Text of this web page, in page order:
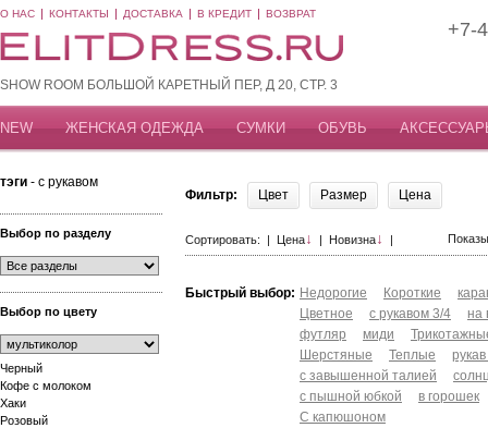
О НАС КОНТАКТЫ ДОСТАВКА В КРЕДИТ ВОЗВРАТ
SHOW ROOM БОЛЬШОЙ КАРЕТНЫЙ ПЕР, Д 20, СТР. 3
+7-
NEW ЖЕНСКАЯ ОДЕЖДА СУМКИ ОБУВЬ
тэги - с рукавом
Выбор по разделу
Выбор по цвету
Черный
Кофе с молоком
Хаки
Розовый
Фильтр: Цвет Размер Цена
Сортировать: | Цена↓ | Новизна↓ |
Быстрый выбор: Недорогие Короткие
Цветное
с рукавом 3/4
на
футляр
миди
Шерстяные
Теплые
с завышенной талией
с пышной юбкой
в горошек
С капюшоном